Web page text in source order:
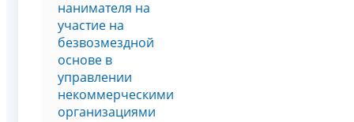
нанимателя на
участие на
безвозмездной
основе в
управлении
некоммерческими
организациями